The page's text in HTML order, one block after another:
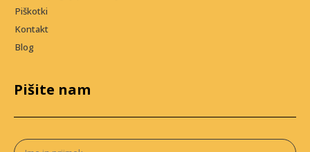
Piškotki
Kontakt
Blog
Pišite nam